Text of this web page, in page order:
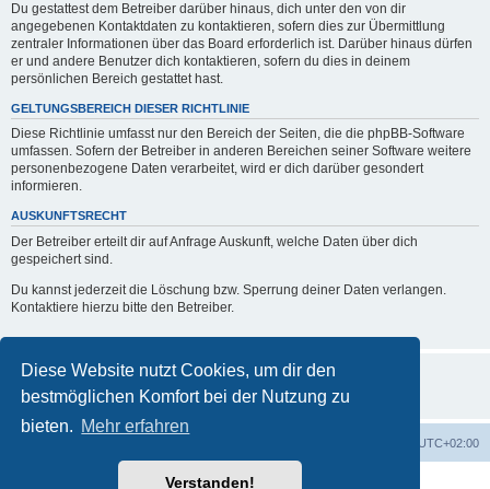
Diese Website nutzt Cookies, um dir den
bestmöglichen Komfort bei der Nutzung zu
bieten. Mehr erfahren
Verstanden!
Du gestattest dem Betreiber darüber hinaus, dich unter den von dir
angegebenen Kontaktdaten zu kontaktieren, sofern dies zur Übermittlung
zentraler Informationen über das Board erforderlich ist. Darüber hinaus dürfen
er und andere Benutzer dich kontaktieren, sofern du dies in deinem
persönlichen Bereich gestattet hast.
GELTUNGSBEREICH DIESER RICHTLINIE
Diese Richtlinie umfasst nur den Bereich der Seiten, die die phpBB-Software
umfassen. Sofern der Betreiber in anderen Bereichen seiner Software weitere
personenbezogene Daten verarbeitet, wird er dich darüber gesondert
informieren.
AUSKUNFTSRECHT
Der Betreiber erteilt dir auf Anfrage Auskunft, welche Daten über dich
gespeichert sind.
Du kannst jederzeit die Löschung bzw. Sperrung deiner Daten verlangen.
Kontaktiere hierzu bitte den Betreiber.
UTC+02:00
Powered byphpBB® Forum Software © phpBB Limited